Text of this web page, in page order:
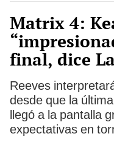
Matrix 4:
final, dice
Reeves
desde que la
llegó a la pantalla
expectativas en